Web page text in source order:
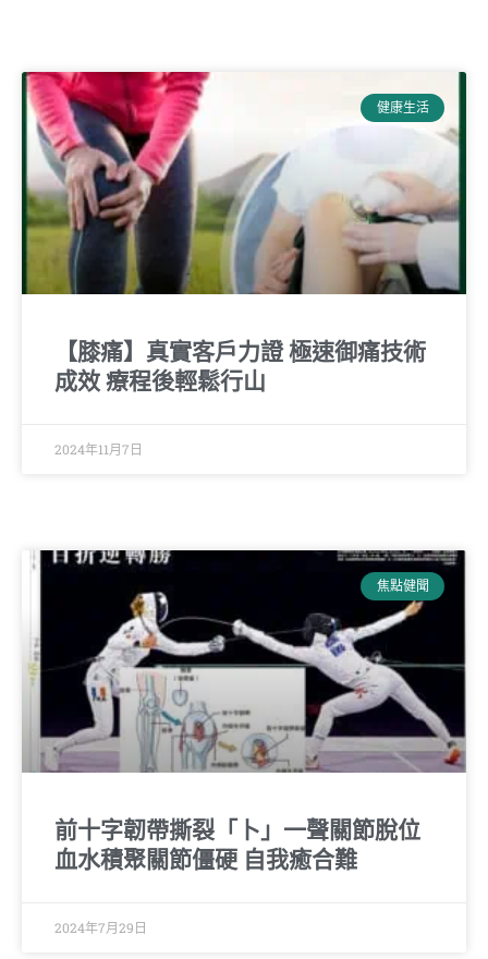
健康生活
【膝痛】真實客戶力證 極速御痛技術
成效 療程後輕鬆行山
2024年11月7日
焦點健聞
前十字韌帶撕裂「卜」一聲關節脫位
血水積聚關節僵硬 自我癒合難
2024年7月29日